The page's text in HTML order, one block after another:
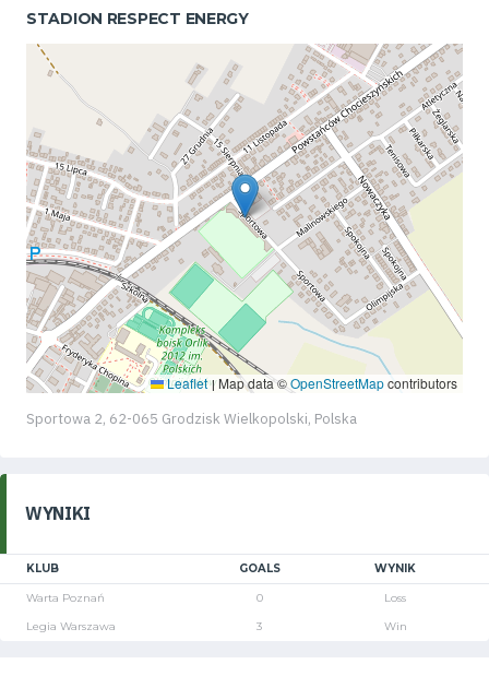
STADION RESPECT ENERGY
Leaflet |Map data ©OpenStreetMapcontributors
Sportowa 2, 62-065 Grodzisk Wielkopolski, Polska
WYNIKI
KLUB GOALS WYNIK
Warta Poznań 0
Loss
Legia Warszawa
3 Win